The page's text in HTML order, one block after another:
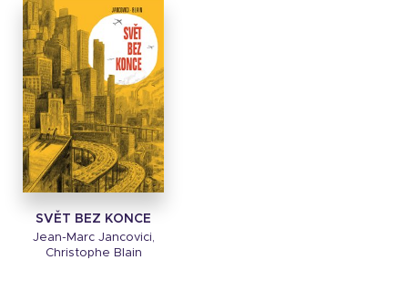
SVĚT BEZ KONCE
Jean-Marc Jancovici,
Christophe Blain